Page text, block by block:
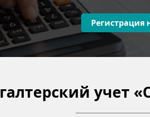
Регистрация
учет